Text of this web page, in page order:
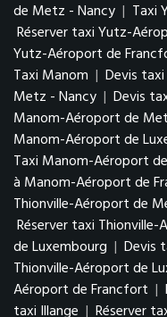
de Metz - Nancy | Taxi
Réserver taxi Yutz-
Yutz-Aéroport de
Taxi Manom | Devis
Metz - Nancy | Devis
Manom-Aéroport de
Manom-Aéroport de
Taxi Manom-Aéroport
à Manom-Aéroport de
Thionville-Aéroport de
Réserver taxi
de Luxembourg | Devis
Thionville-Aéroport de
Aéroport de Francfort |
taxi Illange | Réserver